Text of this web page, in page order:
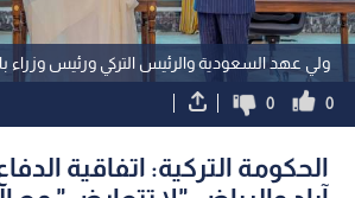
ولي عهد السعودية والرئيس التركي ورئيس وزراء
0
0
الحكومة التركية: اتفاقية